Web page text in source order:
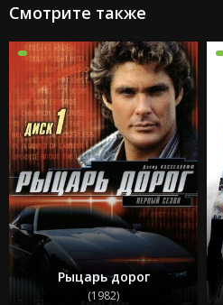
Смотрите также
Рыцарь дорог
(1982)